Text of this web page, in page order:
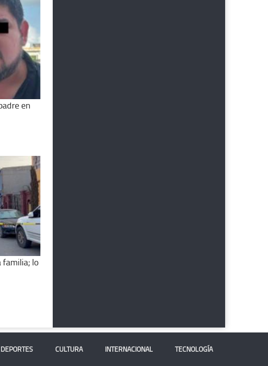
en
familia; lo
DEPORTES CULTURA INTERNACIONAL TECNOLOGÍA